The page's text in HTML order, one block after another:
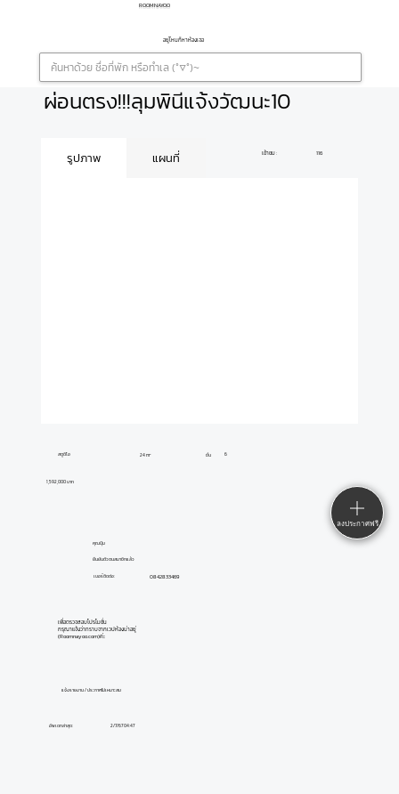
ROOMNAYOO
อยู่ไหนก็หาห้องเจอ
ผ่อนตรง!!!ลุมพินีแจ้งวัฒนะ10
คุณปุ้ม
เบอร์ติดต่อ:
ยืนยันตัวตนสมาชิกแล้ว
อัพเดทล่าสุด: 2/7/67 04:47
0842833469
เพื่อตรวจสอบโปรโมชั่น
กรุณาแจ้งว่าทราบจากเวปห้องน่าอยู่
(Roomnayoo.com)ค่ะ
แจ้งรายงาน / ประกาศไม่เหมาะสม
สตูดิโอ 6
ชั้น
24 m²
1,592,000 บาท
รูปภาพ แผนที่ เข้าชม : 116
ลงประกาศฟรี